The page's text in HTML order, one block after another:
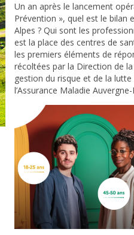
Un an après le lancement
Prévention », quel est le bilan
Alpes ? Qui sont les
est la place des centres de
les premiers éléments de
récoltées par la Direction de
gestion du risque et de la
l’Assurance Maladie